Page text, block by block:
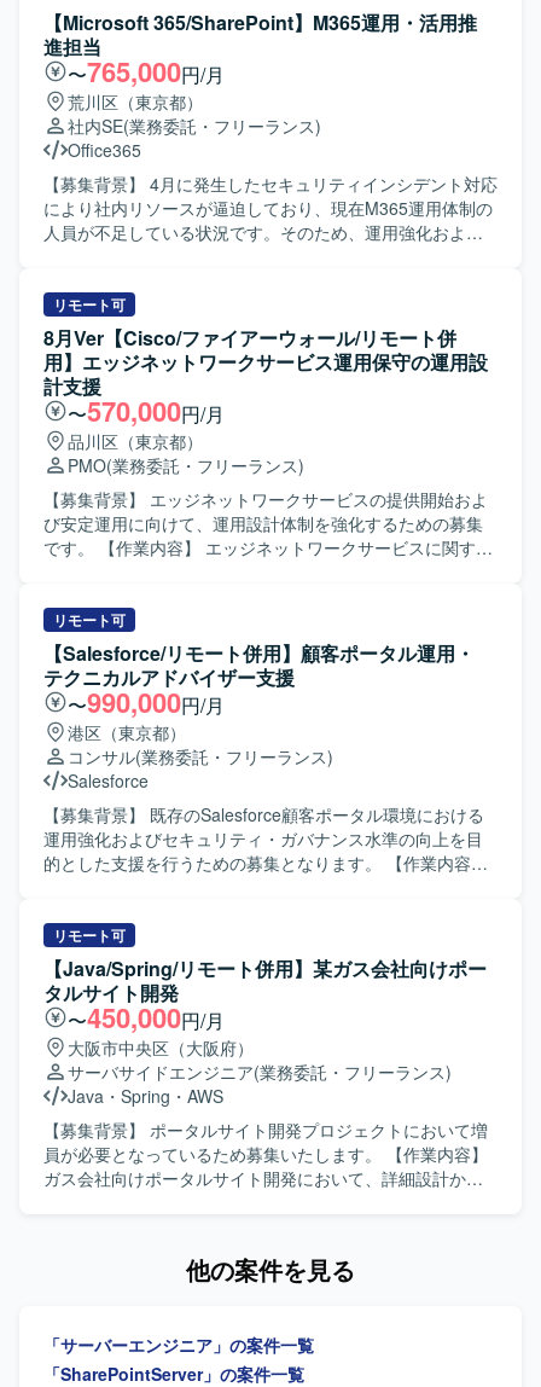
の作成を行います。 また、顧客のISMS認証の維持および新
規取得に向けた支援を実施いたします。 さらに、情報セキ
ュリティ部門およびサイバーセキュリティ部門に対して、
ルールや基準の作成・改善などの運用改善支援を行ってい
ただきます。 【求める人物像】 ガバナンス構築に主体的に
取り組み、顧客とコミュニケーションを取りながら提案や
改善を推進できる方を求めています。 論理的な説明やドキ
ュメント作成が得意で、セキュリティフレームワークを踏
まえて柔軟に対応いただける方が望ましいです。 【ポジシ
ョンの魅力】 複数のセキュリティフレームワークを活用し
援など、セキュリティガバナンス分野の専門性を高めるこ
とができるポジションです。 【開発環境】 ガバナンスおよ
びセキュリティポリシー策定に関連する各種ドキュメント
作成環境や標準的なセキュリティフレームワークを利用い
たします。
【Microsoft 365/SharePoint】M365運用・活用推
進担当
〜765,000円/月
荒川区（東京都）
社内SE(業務委託・フリーランス)
Office365
【募集背景】 4月に発生したセキュリティインシデント対応
により社内リソースが逼迫しており、現在M365運用体制の
人員が不足している状況です。そのため、運用強化および
365（Teams / SharePoint / OneDrive / Outlook 等）の運用
管理および活用推進を担当していただきます。具体的に
は、SharePointのサイト設計、権限管理、ポリシー策定、
M365全体の利用ルール・ガイドライン整備、ユーザー向け
の活用支援（教育・問い合わせ対応）などを行っていただ
きます。単なる運用に留まらず、全社的な活用を推進する
旗振り役としての役割を担っていただきます。 【求める人
物像】 ユーザー部門と円滑にコミュニケーションを取りな
がら、M365の活用を主体的にリードしていただける方を求
めております。業務や運用ルールの背景を理解しつつ、利
用部門のニーズを汲み取り、わかりやすく説明・教育がで
力】 全社レベルでのM365活用推進を担うポジションのた
め、業務効率化やDX推進に直接貢献できる環境です。セキ
ュリティやガバナンスを意識したルール・ポリシー設計に
も関わることができ、コラボレーション基盤の整備を通じ
て組織全体に大きな影響を与える経験を積むことができま
す。 【開発環境】 Microsoft 365（Teams / SharePoint /
OneDrive / Outlook 等）、SharePoint Online、Microsoft
Entra ID、Power Platform（Power Apps / Power
Automate）などを利用しております。
リモート可
8月Ver【Cisco/ファイアーウォール/リモート併
用】エッジネットワークサービス運用保守の運用設
計支援
〜570,000円/月
品川区（東京都）
PMO(業務委託・フリーランス)
【募集背景】 エッジネットワークサービスの提供開始およ
び安定運用に向けて、運用設計体制を強化するための募集
です。 【作業内容】 エッジネットワークサービスに関する
書、運用台帳・帳票類など、運用で使用する各種ドキュメ
ントの作成を行っていただきます。また、関係者との打合
せへの参加、スケジュール調整、議事録作成なども実施い
ただきます。 【求める人物像】 関係者とのコミュニケーシ
ョンを通じて必要な情報を整理し、分かりやすい運用ドキ
ュメントとしてまとめられる方を求めています。主体的に
タスクを推進し、運用観点で改善提案ができる方にマッチ
するポジションです。 【ポジションの魅力】 エッジネット
ワークサービスの運用設計フェーズから関与できるため、
サービス全体の運用設計スキルやネットワーク運用の知見
を広く深く身につけていただけます。将来的な延長の可能
Word、PowerPoint）を用いた各種運用ドキュメント作成環
境となります。
リモート可
【Salesforce/リモート併用】顧客ポータル運用・
テクニカルアドバイザー支援
〜990,000円/月
港区（東京都）
コンサル(業務委託・フリーランス)
Salesforce
【募集背景】 既存のSalesforce顧客ポータル環境における
運用強化およびセキュリティ・ガバナンス水準の向上を目
的とした支援を行うための募集となります。 【作業内容】
ただきます。また、先方運用チームへの技術支援やテクニ
カル相談対応、ベストプラクティスの提供などの技術相
談・伴走支援を実施していただきます。さらに、メンバー
育成やスキルトランスファーを通じたナレッジ共有を行
い、システム運用面での妥当性評価や安全性に関するアド
バイスなどのガバナンス支援にも携わっていただきます。
【求める人物像】 Salesforceに関する豊富な知見をもち、
自ら課題を抽出し改善提案まで推進いただける方を求めて
います。運用チームや関係者と円滑にコミュニケーション
を取りながら、技術面とマネジメントの両面で主体的にリ
ードいただける方が望ましいです。 【ポジションの魅力】
援だけでなくメンバー育成やスキルトランスファーを通じ
としたSalesforce環境において、権限管理やセキュリティ設
計などの運用・改善業務を行います。
リモート可
【Java/Spring/リモート併用】某ガス会社向けポー
タルサイト開発
〜450,000円/月
大阪市中央区（大阪府）
サーバサイドエンジニア(業務委託・フリーランス)
Java ・ Spring ・ AWS
【募集背景】 ポータルサイト開発プロジェクトにおいて増
員が必要となっているため募集いたします。 【作業内容】
ガス会社向けポータルサイト開発において、詳細設計から
【ポジションの魅力】 ガス会社向けのポータルサイト開発
発環境となります。インフラとしてWindows、Linux、AWS
を利用いたします。
他の案件を見る
「サーバーエンジニア」の案件一覧
「SharePointServer」の案件一覧